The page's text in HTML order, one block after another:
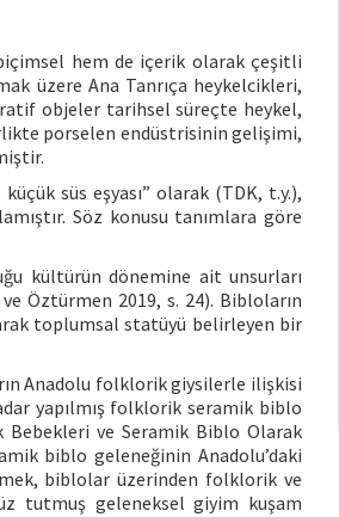
hem de içerik olarak çeşitli
üzere Ana Tanrıça heykelcikleri,
objeler tarihsel süreçte heykel,
porselen endüstrisinin gelişimi,
süs eşyası” olarak (TDK, t.y.),
Söz konusu tanımlara göre
kültürün dönemine ait unsurları
Öztürmen 2019, s. 24). Bibloların
toplumsal statüyü belirleyen bir
Anadolu folklorik giysilerle ilişkisi
yapılmış folklorik seramik biblo
Bebekleri ve Seramik Biblo Olarak
biblo geleneğinin Anadolu’daki
biblolar üzerinden folklorik ve
tutmuş geleneksel giyim kuşam